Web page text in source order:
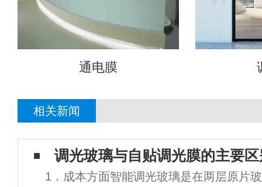
通电膜
相关新闻
调光玻璃与自贴调光膜的主要
1．成本方面智能调光玻璃是在两层原片玻